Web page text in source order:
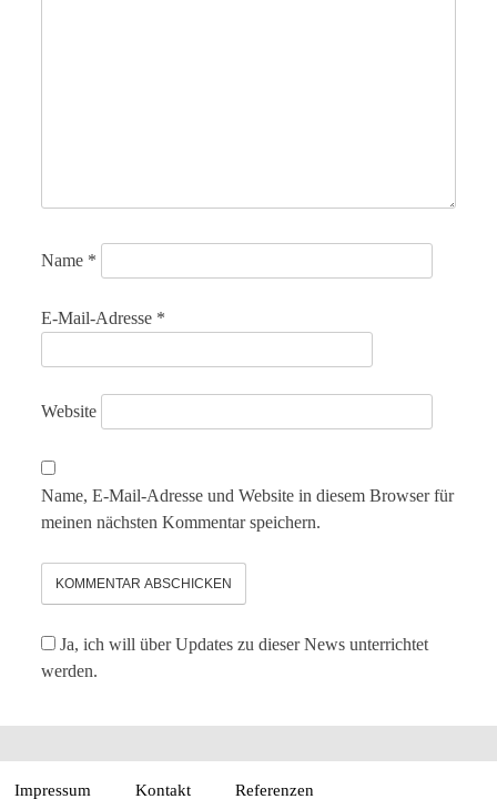
Name *
E-Mail-Adresse *
Website
Name, E-Mail-Adresse und Website in diesem Browser für
meinen nächsten Kommentar speichern.
Ja, ich will über Updates zu dieser News unterrichtet
werden.
Impressum Kontakt Referenzen